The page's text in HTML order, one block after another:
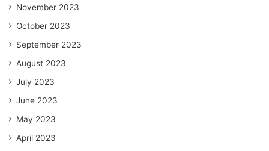
November 2023
October 2023
September 2023
August 2023
July 2023
June 2023
May 2023
April 2023